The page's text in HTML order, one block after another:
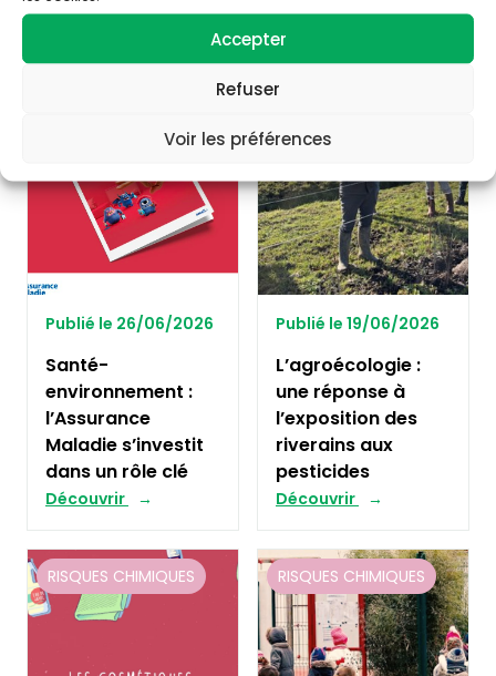
Accepter
Refuser
Voir les préférences
Publié le 26/06/2026
Santé-
environnement :
l’Assurance
Maladie s’investit
dans un rôle clé
Découvrir
Publié le 19/06/2026
L’agroécologie :
une réponse à
l’exposition des
riverains aux
pesticides
Découvrir
RISQUES CHIMIQUES RISQUES CHIMIQUES